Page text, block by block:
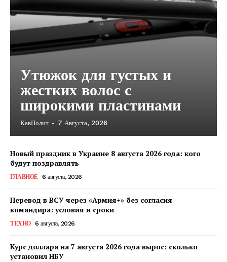
КавПолит
Утюжок для густых и
жестких волос с
широкими пластинами
КавПолит - 7 Августа, 2026
Новый праздник в Украине 8 августа 2026 года: кого
будут поздравлять
ГЛАВНОЕ 6 августа, 2026
Перевод в ВСУ через «Армия+» без согласия
командира: условия и сроки
ТЕХНО 6 августа, 2026
Курс доллара на 7 августа 2026 года вырос: сколько
установил НБУ